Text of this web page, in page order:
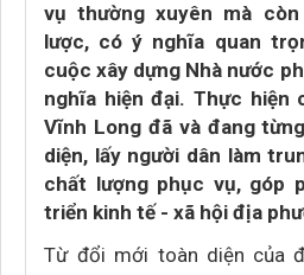
vụ thường xuyên mà
lược, có ý nghĩa quan
cuộc xây dựng Nhà nước
nghĩa hiện đại. Thực hiện
Vĩnh Long đã và đang
diện, lấy người dân làm
chất lượng phục vụ, góp
triển kinh tế - xã hội địa
Từ đổi mới toàn diện của